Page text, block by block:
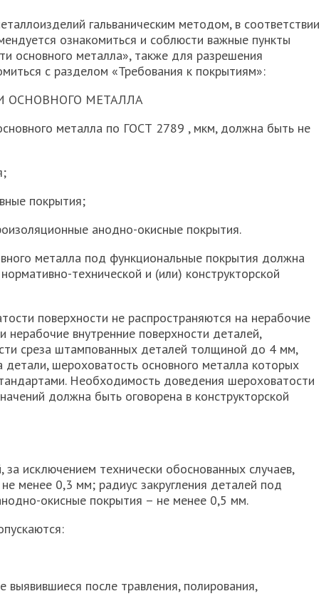
гальваническим методом, в соответствии
ознакомиться и соблюсти важные пункты
основного металла», также для разрешения
с разделом «Требования к покрытиям»:
ОСНОВНОГО МЕТАЛЛА
металла по ГОСТ 2789 , мкм, должна быть не
покрытия;
анодно-окисные покрытия.
металла под функциональные покрытия должна
технической и (или) конструкторской
поверхности не распространяются на нерабочие
внутренние поверхности деталей,
среза штампованных деталей толщиной до 4 мм,
шероховатость основного металла которых
Необходимость доведения шероховатости
должна быть оговорена в конструкторской
исключением технически обоснованных случаев,
менее 0,3 мм; радиус закругления деталей под
окисные покрытия – не менее 0,5 мм.
после травления, полирования,